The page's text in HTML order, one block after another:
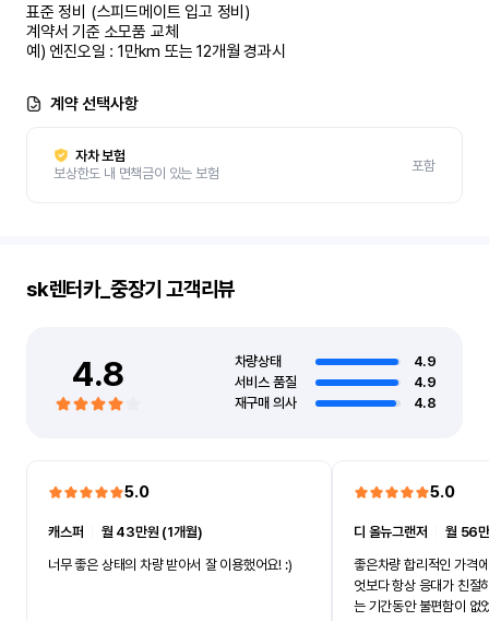
표준 정비 (스피드메이트 입고 정비)
계약서 기준 소모품 교체
예) 엔진오일 : 1만km 또는 12개월 경과시
계약 선택사항
자차 보험
보상한도 내 면책금이 있는 보험
포함
sk렌터카_중장기 고객리뷰
4.8 차량상태
4.9
서비스 품질
4.9
재구매 의사
4.8
5.0
캐스퍼
월 43만원 (1개월)
너무 좋은 상태의 차량 받아서 잘 이용했어요! :)
5.0
디 올뉴그랜저 ㅣ월 56
좋은차량 합리적인 가격
엇보다 항상 응대가 친절
는 기간동안 불편함이 없